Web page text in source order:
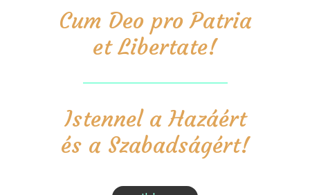
Cum Deo pro Patria
et Libertate!
Istennel a Hazáért
és a Szabadságért!